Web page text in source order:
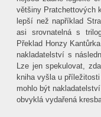
většiny Pratchettových
lepší než například
asi srovnatelná s
Překlad Honzy
nakladatelství s
Lze jen spekulovat,
kniha vyšla u
mohlo být
obvyklá vydařená